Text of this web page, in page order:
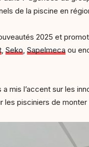
de la piscine en
2025 et
, Seko, Sapelmeca ou
l’accent sur les
pisciniers de